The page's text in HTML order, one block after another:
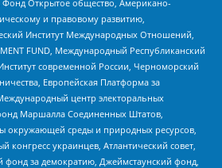
Открытое общество, Американо-
и правовому развитию,
Институт Международных Отношений,
FUND, Международный Республиканский
современной России, Черноморский
Европейская Платформа за
центр электоральных
Маршалла Соединенных Штатов,
окружающей среды и природных ресурсов,
конгресс украинцев, Атлантический совет,
фонд за демократию, Джеймстаунский фонд,